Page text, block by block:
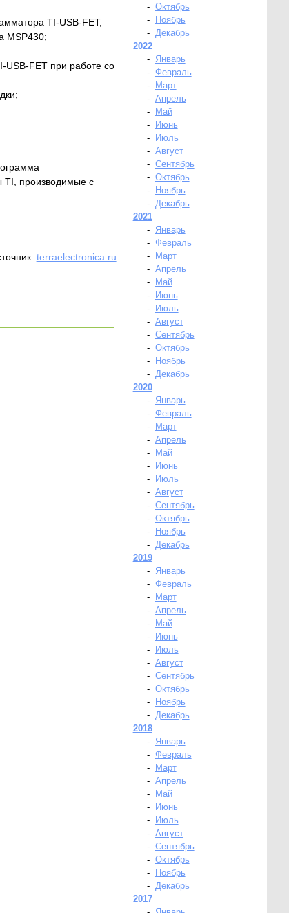
TI-USB-FET;
MSP430;
USB-FET при работе со
TI, производимые с
terraelectronica.ru
- Октябрь
-
Ноябрь
- Декабрь
2022
-
Январь
- Февраль
-
Март
- Апрель
-
Май
-
Июнь
-
Июль
- Август
- Сентябрь
- Октябрь
-
Ноябрь
- Декабрь
2021
-
Январь
- Февраль
-
Март
- Апрель
-
Май
-
Июнь
-
Июль
- Август
- Сентябрь
- Октябрь
-
Ноябрь
- Декабрь
2020
-
Январь
- Февраль
-
Март
- Апрель
-
Май
-
Июнь
-
Июль
- Август
- Сентябрь
- Октябрь
-
Ноябрь
- Декабрь
2019
-
Январь
- Февраль
-
Март
- Апрель
-
Май
-
Июнь
-
Июль
- Август
- Сентябрь
- Октябрь
-
Ноябрь
- Декабрь
2018
-
Январь
- Февраль
-
Март
- Апрель
-
Май
-
Июнь
-
Июль
- Август
- Сентябрь
- Октябрь
-
Ноябрь
- Декабрь
2017